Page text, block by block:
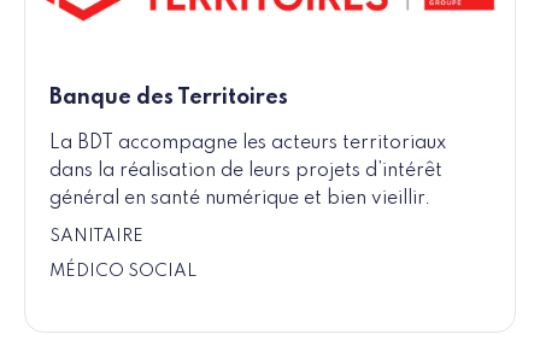
Banque des Territoires
La BDT accompagne les acteurs territoriaux
dans la réalisation de leurs projets d’intérêt
général en santé numérique et bien vieillir.
SANITAIRE
MÉDICO SOCIAL